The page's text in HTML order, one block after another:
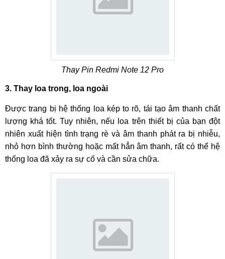
Thay Pin Redmi Note 12 Pro
3. Thay loa trong, loa ngoài
Được trang bị hệ thống loa kép to rõ, tái tạo âm thanh chất
lượng khá tốt. Tuy nhiên, nếu loa trên thiết bị của bạn đột
nhiên xuất hiện tình trạng rè và âm thanh phát ra bị nhiễu,
nhỏ hơn bình thường hoặc mất hẳn âm thanh, rất có thể hệ
thống loa đã xảy ra sự cố và cần sửa chữa.